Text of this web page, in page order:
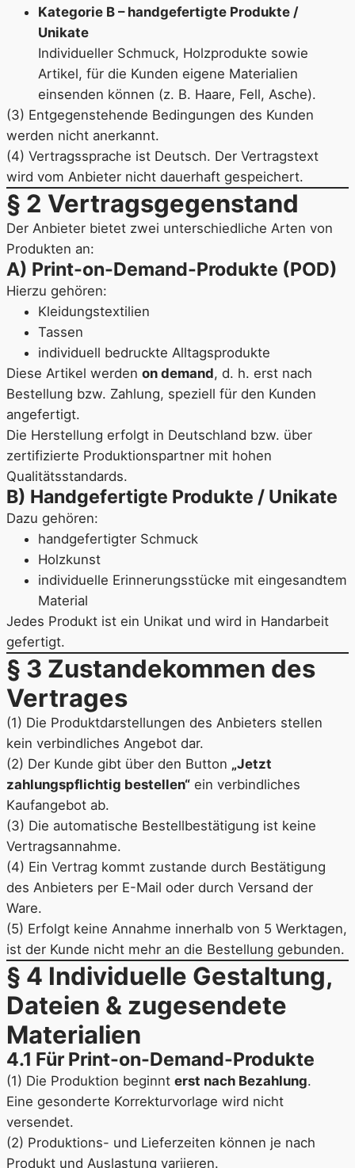
Kategorie B – handgefertigte Produkte /
Unikate
Individueller Schmuck, Holzprodukte sowie
Artikel, für die Kunden eigene Materialien
einsenden können (z. B. Haare, Fell, Asche).
(3) Entgegenstehende Bedingungen des Kunden
werden nicht anerkannt.
(4) Vertragssprache ist Deutsch. Der Vertragstext
wird vom Anbieter nicht dauerhaft gespeichert.
§ 2 Vertragsgegenstand
Der Anbieter bietet zwei unterschiedliche Arten von
Produkten an:
A) Print-on-Demand-Produkte (POD)
Hierzu gehören:
Kleidungstextilien
Tassen
individuell bedruckte Alltagsprodukte
Diese Artikel werden on demand, d. h. erst nach
Bestellung bzw. Zahlung, speziell für den Kunden
angefertigt.
Die Herstellung erfolgt in Deutschland bzw. über
zertifizierte Produktionspartner mit hohen
Qualitätsstandards.
B) Handgefertigte Produkte / Unikate
Dazu gehören:
handgefertigter Schmuck
Holzkunst
individuelle Erinnerungsstücke mit eingesandtem
Material
Jedes Produkt ist ein Unikat und wird in Handarbeit
gefertigt.
§ 3 Zustandekommen des
Vertrages
(1) Die Produktdarstellungen des Anbieters stellen
kein verbindliches Angebot dar.
(2) Der Kunde gibt über den Button „Jetzt
zahlungspflichtig bestellen“ ein verbindliches
Kaufangebot ab.
(3) Die automatische Bestellbestätigung ist keine
Vertragsannahme.
(4) Ein Vertrag kommt zustande durch Bestätigung
des Anbieters per E-Mail oder durch Versand der
Ware.
(5) Erfolgt keine Annahme innerhalb von 5 Werktagen,
ist der Kunde nicht mehr an die Bestellung gebunden.
§ 4 Individuelle Gestaltung,
Dateien & zugesendete
Materialien
4.1 Für Print-on-Demand-Produkte
(1) Die Produktion beginnt erst nach Bezahlung.
Eine gesonderte Korrekturvorlage wird nicht
versendet.
(2) Produktions- und Lieferzeiten können je nach
Produkt und Auslastung variieren.